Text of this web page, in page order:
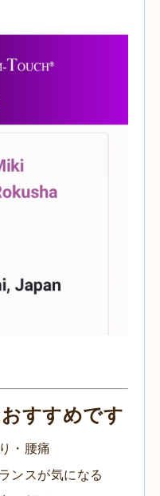
すすめです
・腰痛
ンスが気になる